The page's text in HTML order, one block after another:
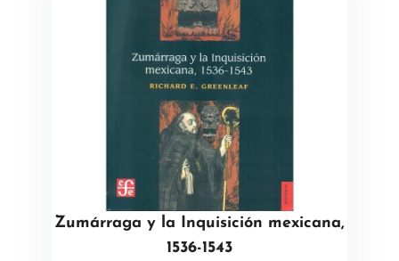
Zumárraga y la Inquisición mexicana,
1536-1543